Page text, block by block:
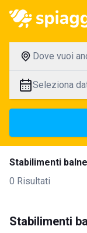
Dove vuoi
Seleziona
Stabilimenti
0 Risultati
Stabilimenti